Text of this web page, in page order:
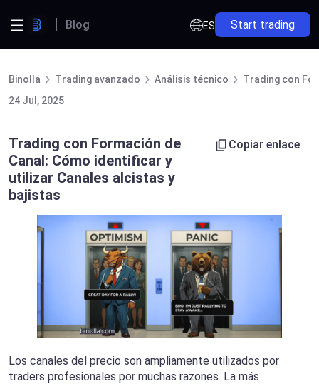
Blog ES Start trading
Binolla Trading avanzado Análisis técnico
Trading con
24 Jul, 2025
Trading con Formación de
Canal: Cómo identificar y
utilizar Canales alcistas y
bajistas
Copiar enlace
Los canales del precio son ampliamente utilizados por
traders profesionales por muchas razones. La más